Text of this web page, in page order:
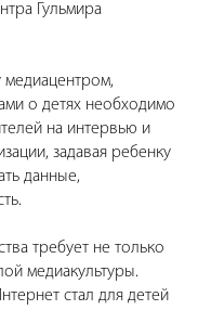
Гульмира
медиацентром,
о детях необходимо
на интервью и
задавая ребенку
данные,
требует не только
медиакультуры.
стал для детей